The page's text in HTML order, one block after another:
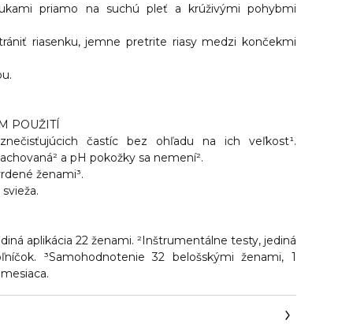
priamo na suchú pleť a krúživými pohybmi
riasenku, jemne pretrite riasy medzi končekmi
POUŽITÍ
častíc bez ohľadu na ich veľkost¹.
a pH pokožky sa nemení².
ženami³.
aplikácia 22 ženami. ²Inštrumentálne testy, jediná
³Samohodnotenie 32 belošskými ženami, 1